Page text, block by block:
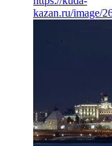
kazan.ru/image/